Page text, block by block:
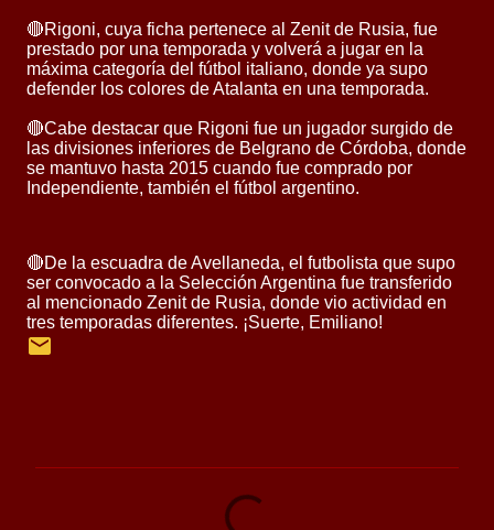
🔴Rigoni, cuya ficha pertenece al Zenit de Rusia, fue
prestado por una temporada y volverá a jugar en la
máxima categoría del fútbol italiano, donde ya supo
defender los colores de Atalanta en una temporada.
🔴Cabe destacar que Rigoni fue un jugador surgido de
las divisiones inferiores de Belgrano de Córdoba, donde
se mantuvo hasta 2015 cuando fue comprado por
Independiente, también el fútbol argentino.
🔴De la escuadra de Avellaneda, el futbolista que supo
ser convocado a la Selección Argentina fue transferido
al mencionado Zenit de Rusia, donde vio actividad en
tres temporadas diferentes. ¡Suerte, Emiliano!